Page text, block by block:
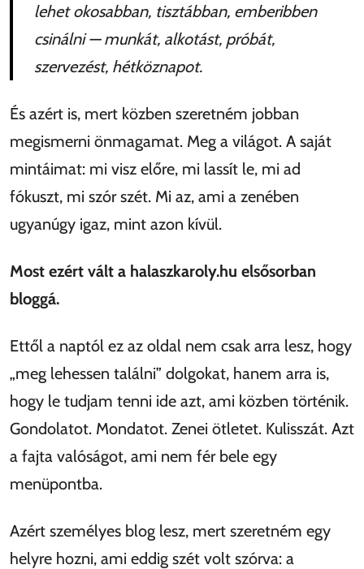
lehet okosabban, tisztábban, emberibben
csinálni — munkát, alkotást, próbát,
szervezést, hétköznapot.
És azért is, mert közben szeretném jobban
megismerni önmagamat. Meg a világot. A saját
mintáimat: mi visz előre, mi lassít le, mi ad
fókuszt, mi szór szét. Mi az, ami a zenében
ugyanúgy igaz, mint azon kívül.
Most ezért vált a halaszkaroly.hu elsősorban
bloggá.
Ettől a naptól ez az oldal nem csak arra lesz, hogy
meg lehessen találni dolgokat, hanem arra is,
hogy le tudjam tenni ide azt, ami közben történik.
Gondolatot. Mondatot. Zenei ötletet. Kulisszát. Azt
a fajta valóságot, ami nem fér bele egy
menüpontba.
Azért személyes blog lesz, mert szeretném egy
helyre hozni, ami eddig szét volt szórva: a